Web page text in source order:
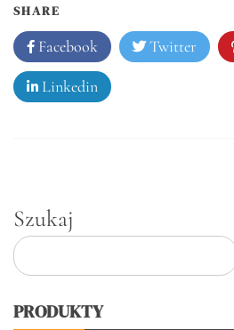
SHARE
Facebook Twitter
Linkedin
Szukaj
PRODUKTY